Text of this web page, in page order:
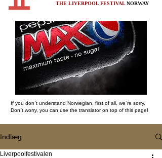
THE LIVERPOOL FESTIVALNORWAY
If you don`t understand Norwegian, first of all, we`re sorry.
Don`t worry, you can use the translator on top of this page!
Indlæg
Liverpoolfestivalen